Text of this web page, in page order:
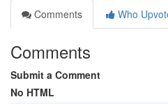
Comments
Who
Comments
Submit a Comment
No HTML